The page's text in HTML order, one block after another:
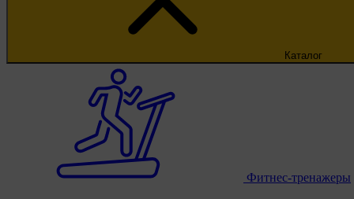
Каталог
Фитнес-тренажеры